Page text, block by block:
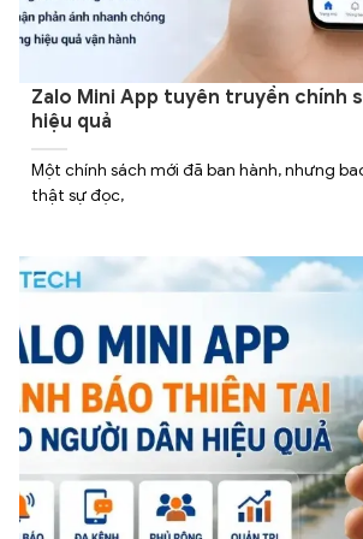
Zalo Mini App tuyên truyền chính
hiệu quả
Một chính sách mới đã ban hành, nhưng
thật sự đọc,